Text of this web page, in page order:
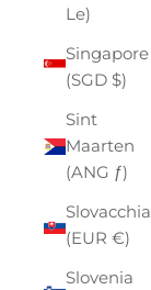
Le)
Singapore
(SGD $)
Sint
Maarten
(ANG ƒ)
Slovacchia
(EUR €)
Slovenia